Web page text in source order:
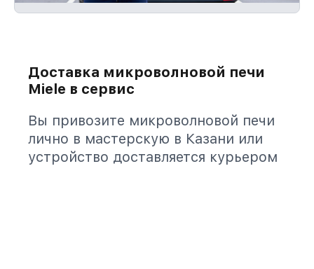
Доставка микроволновой печи
Miele в сервис
Вы привозите микроволновой печи
лично в мастерскую в Казани или
устройство доставляется курьером